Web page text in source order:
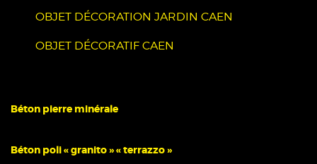
OBJET DÉCORATION JARDIN CAEN
OBJET DÉCORATIF CAEN
Béton pierre minérale
Béton poli « granito » « terrazzo »